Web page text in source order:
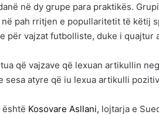
në dy grupe para praktikës.
pah rritjen e popullaritetit të këtij
për vajzat futbolliste, duke i quajtur
që vajzave që lexuan artikullin
sesa atyre që iu lexua artikulli
është Kosovare Asllani, lojtarja e